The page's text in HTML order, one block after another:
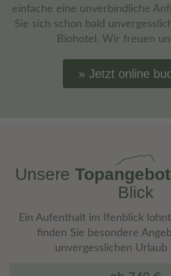
einfache eine unverbindliche
Sie sich schon bald
Biohotel. Wir freuen
Jetzt online
Unsere
Blick
Ein Aufenthalt im Ifenblick
finden Sie besondere
unvergesslichen Urlaub